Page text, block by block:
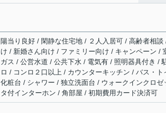
陽当り良好 / 閑静な住宅地 / ２人入居可 / 高齢者相
け / 新婚さん向け / ファミリー向け / キャンペーン /
ガス / 公営水道 / 公共下水 / 電気有 / 照明器具付き /
ロ / コンロ２口以上 / カウンターキッチン / バス・
化粧台 / シャワー / 独立洗面台 / ウォークインクロ
タ付インターホン / 角部屋 / 初期費用カード決済可